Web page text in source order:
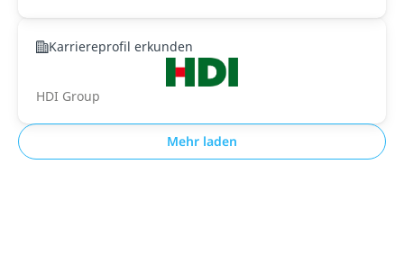
Karriereprofil erkunden
HDI Group
Mehr laden